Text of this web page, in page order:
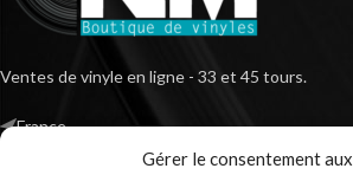
Gérer le consentement aux
Ventes de vinyle en ligne - 33 et 45 tours.
France
Mail : contact@kilm-music.com